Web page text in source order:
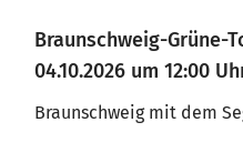
Braunschweig-Grüne-
04.10.2026 um 12:00
Braunschweig mit dem